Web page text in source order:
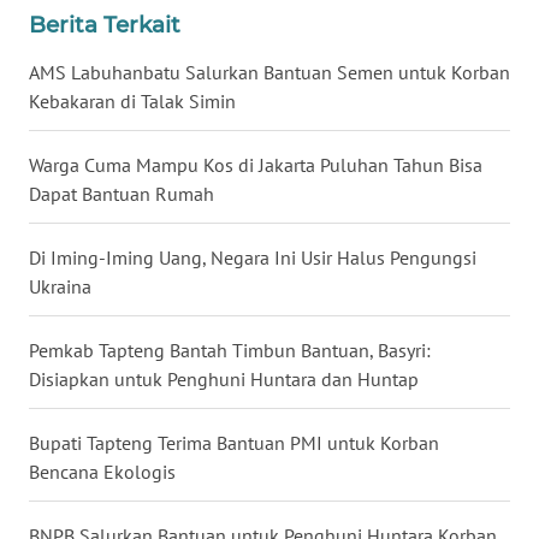
Berita Terkait
AMS Labuhanbatu Salurkan Bantuan Semen untuk Korban
Kebakaran di Talak Simin
Warga Cuma Mampu Kos di Jakarta Puluhan Tahun Bisa
Dapat Bantuan Rumah
Di Iming-Iming Uang, Negara Ini Usir Halus Pengungsi
Ukraina
Pemkab Tapteng Bantah Timbun Bantuan, Basyri:
Disiapkan untuk Penghuni Huntara dan Huntap
Bupati Tapteng Terima Bantuan PMI untuk Korban
Bencana Ekologis
WN
WN
WN
BALI
WN
KALBAR
WN
KALTENG